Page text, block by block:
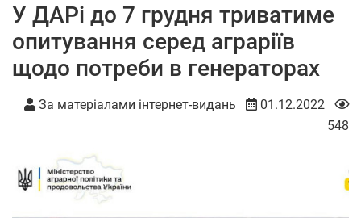
У ДАРі до 7 грудня триватиме
опитування серед аграріїв
щодо потреби в генераторах
За матеріалами інтернет-видань
01.12.2022
548